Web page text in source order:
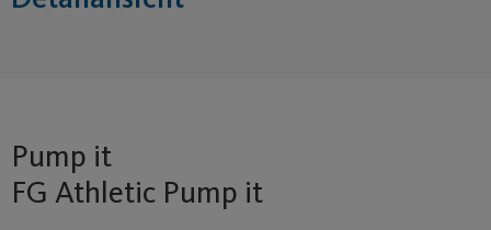
Pump it
FG Athletic Pump it